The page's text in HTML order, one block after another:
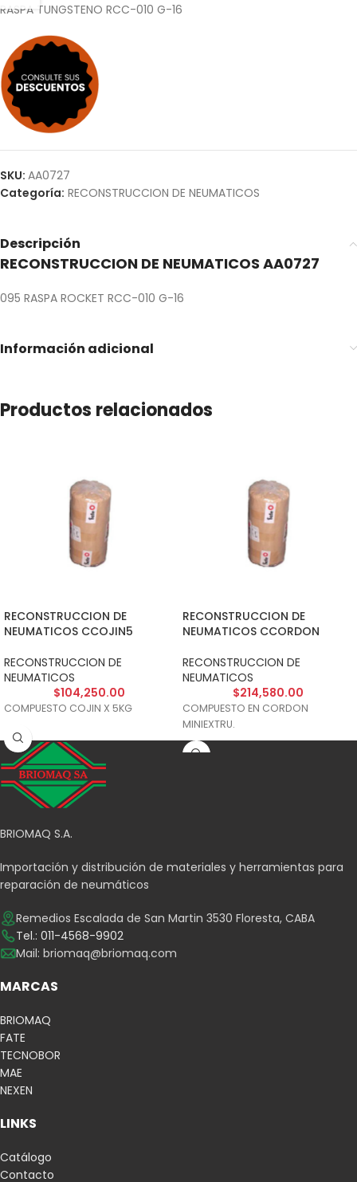
RASPA TUNGSTENO RCC-010 G-16
SKU: AA0727
Categoría: RECONSTRUCCION DE NEUMATICOS
Descripción
RECONSTRUCCION DE NEUMATICOS AA0727
095 RASPA ROCKET RCC-010 G-16
Información adicional
Productos relacionados
RECONSTRUCCION DE
NEUMATICOS CCOJIN5
RECONSTRUCCION DE
NEUMATICOS
$104,250.00
COMPUESTO COJIN X 5KG
RECONSTRUCCION DE
NEUMATICOS CCORDON
RECONSTRUCCION DE
NEUMATICOS
$214,580.00
COMPUESTO EN CORDON
MINIEXTRU.
BRIOMAQ S.A.
Importación y distribución de materiales y herramientas para
reparación de neumáticos
Remedios Escalada de San Martin 3530 Floresta, CABA
Tel.: 011-4568-9902
Mail: briomaq@briomaq.com
MARCAS
BRIOMAQ
FATE
TECNOBOR
MAE
NEXEN
LINKS
Catálogo
Contacto